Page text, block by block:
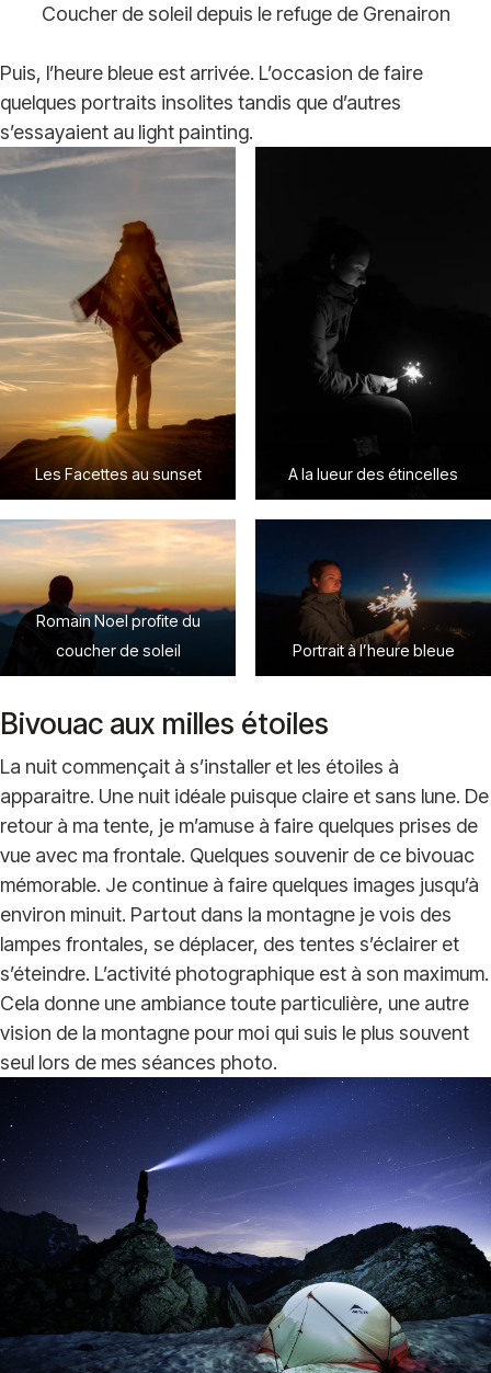
Coucher de soleil depuis le refuge de Grenairon
Puis, l’heure bleue est arrivée. L’occasion de faire
quelques portraits insolites tandis que d’autres
s’essayaient au light painting.
Les Facettes au sunset A la lueur des étincelles
Romain Noel profite du
coucher de soleil
Portrait à l’heure bleue
Bivouac aux milles étoiles
La nuit commençait à s’installer et les étoiles à
apparaitre. Une nuit idéale puisque claire et sans lune. De
retour à ma tente, je m’amuse à faire quelques prises de
vue avec ma frontale. Quelques souvenir de ce bivouac
mémorable. Je continue à faire quelques images jusqu’à
environ minuit. Partout dans la montagne je vois des
lampes frontales, se déplacer, des tentes s’éclairer et
s’éteindre. L’activité photographique est à son maximum.
Cela donne une ambiance toute particulière, une autre
vision de la montagne pour moi qui suis le plus souvent
seul lors de mes séances photo.